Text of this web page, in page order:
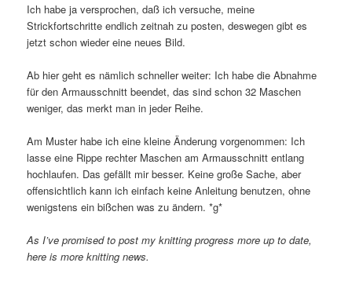
Ich habe ja versprochen, daß ich versuche, meine
Strickfortschritte endlich zeitnah zu posten, deswegen gibt es
jetzt schon wieder eine neues Bild.
Ab hier geht es nämlich schneller weiter: Ich habe die Abnahme
für den Armausschnitt beendet, das sind schon 32 Maschen
weniger, das merkt man in jeder Reihe.
Am Muster habe ich eine kleine Änderung vorgenommen: Ich
lasse eine Rippe rechter Maschen am Armausschnitt entlang
hochlaufen. Das gefällt mir besser. Keine große Sache, aber
offensichtlich kann ich einfach keine Anleitung benutzen, ohne
wenigstens ein bißchen was zu ändern. *g*
As I’ve promised to post my knitting progress more up to date,
here is more knitting news.